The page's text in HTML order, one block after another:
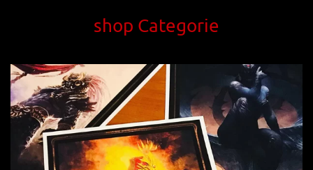
shop Categorie